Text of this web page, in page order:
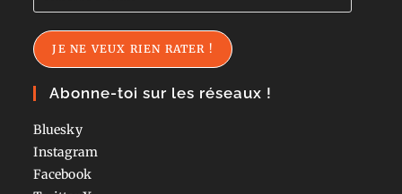
e-
mail
JE NE VEUX RIEN RATER !
Abonne-toi sur les réseaux !
Bluesky
Instagram
Facebook